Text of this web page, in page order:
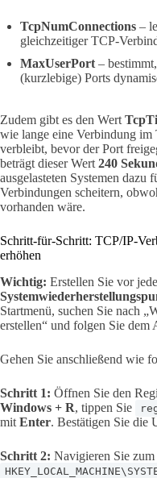
TcpNumConnections –
gleichzeitiger TCP-
MaxUserPort –
(kurzlebige) Ports
Zudem gibt es den Wert
wie lange eine Verbindung
verbleibt, bevor der Port
beträgt dieser Wert 240
ausgelasteten Systemen dazu
Verbindungen scheitern,
vorhanden wäre.
Schritt-für-Schritt: TCP/IP-
erhöhen
Wichtig: Erstellen Sie vor
Startmenü, suchen Sie nach
erstellen“ und folgen Sie dem
Gehen Sie anschließend wie
Schritt 1: Öffnen Sie den
Windows + R, tippen Sie
mit Enter. Bestätigen Sie die
Schritt 2: Navigieren Sie